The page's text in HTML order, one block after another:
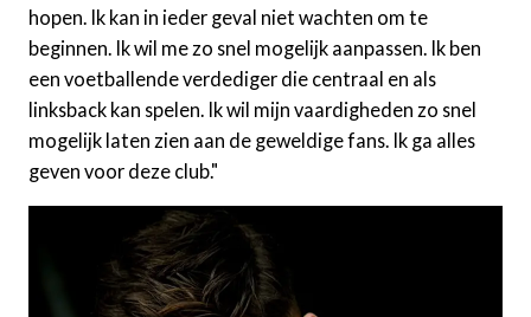
hopen. Ik kan in ieder geval niet wachten om te
beginnen. Ik wil me zo snel mogelijk aanpassen. Ik ben
een voetballende verdediger die centraal en als
linksback kan spelen. Ik wil mijn vaardigheden zo snel
mogelijk laten zien aan de geweldige fans. Ik ga alles
geven voor deze club."